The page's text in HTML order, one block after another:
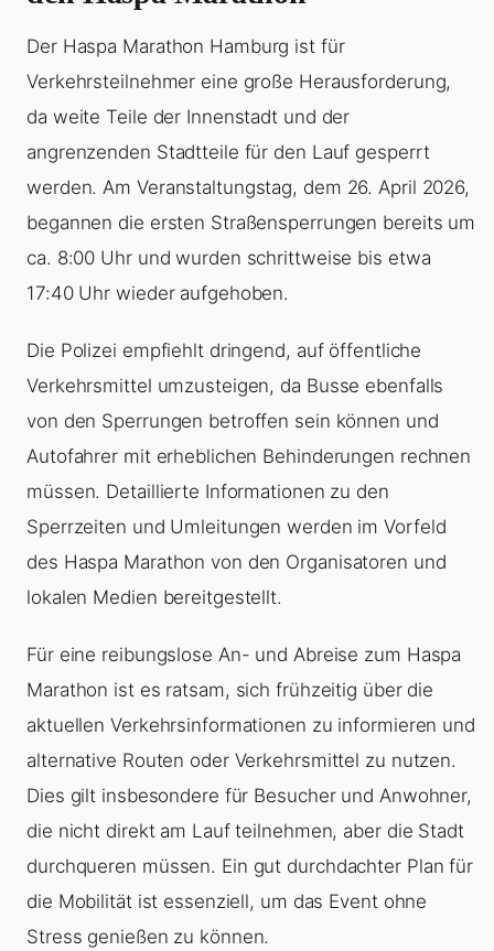
Der Haspa Marathon Hamburg ist für
Verkehrsteilnehmer eine große Herausforderung,
da weite Teile der Innenstadt und der
angrenzenden Stadtteile für den Lauf gesperrt
werden. Am Veranstaltungstag, dem 26. April 2026,
begannen die ersten Straßensperrungen bereits um
ca. 8:00 Uhr und wurden schrittweise bis etwa
17:40 Uhr wieder aufgehoben.
Die Polizei empfiehlt dringend, auf öffentliche
Verkehrsmittel umzusteigen, da Busse ebenfalls
von den Sperrungen betroffen sein können und
Autofahrer mit erheblichen Behinderungen rechnen
müssen. Detaillierte Informationen zu den
Sperrzeiten und Umleitungen werden im Vorfeld
des Haspa Marathon von den Organisatoren und
lokalen Medien bereitgestellt.
Für eine reibungslose An- und Abreise zum Haspa
Marathon ist es ratsam, sich frühzeitig über die
aktuellen Verkehrsinformationen zu informieren und
alternative Routen oder Verkehrsmittel zu nutzen.
Dies gilt insbesondere für Besucher und Anwohner,
die nicht direkt am Lauf teilnehmen, aber die Stadt
durchqueren müssen. Ein gut durchdachter Plan für
die Mobilität ist essenziell, um das Event ohne
Stress genießen zu können.